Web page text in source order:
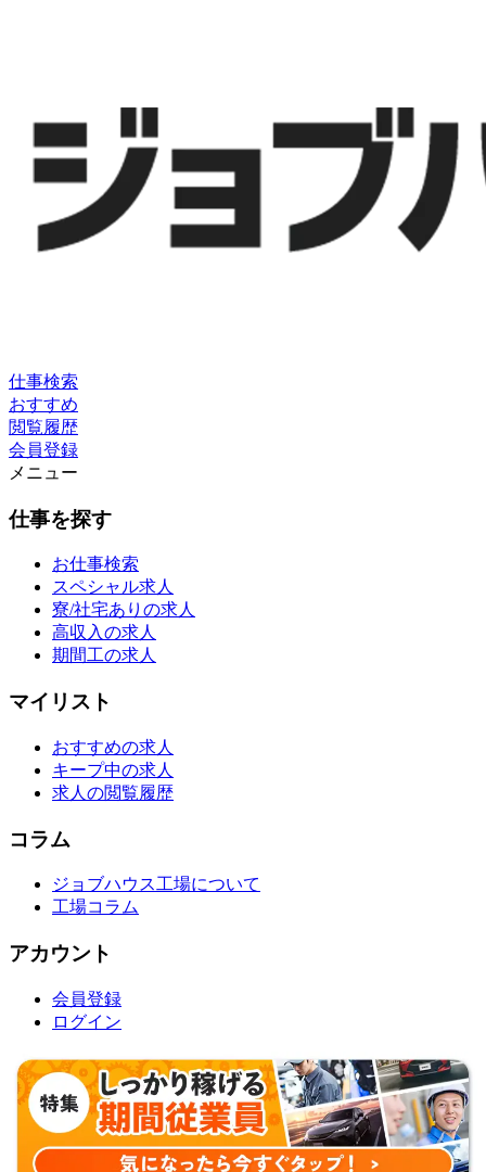
仕事検索
おすすめ
閲覧履歴
会員登録
メニュー
仕事を探す
お仕事検索
スペシャル求人
寮/社宅ありの求人
高収入の求人
期間工の求人
マイリスト
おすすめの求人
キープ中の求人
求人の閲覧履歴
コラム
ジョブハウス工場について
工場コラム
アカウント
会員登録
ログイン